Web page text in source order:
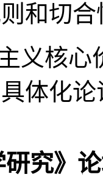
和切
义核心
体化论
研究》